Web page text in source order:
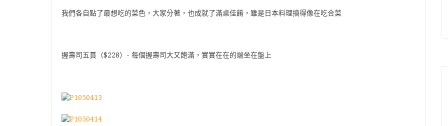
我們各自點了最想吃的菜色，大家分著，也成就了滿桌佳餚，雖是日本料理搞得像在吃合菜
握壽司五貫（$228）- 每個握壽司大又飽滿，實實在在的端坐在盤上